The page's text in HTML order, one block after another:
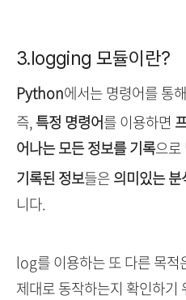
3.logging 모듈이란?
Python에서는 명령어를 통해
즉,특정 명령어를 이용하면
어나는 모든 정보를 기록으로
기록된 정보들은의미있는 분
니다.
log를 이용하는 또 다른 목적
제대로 동작하는지 확인하기